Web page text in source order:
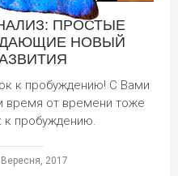
ПРОСТЫЕ
НОВЫЙ
к пробуждению! С Вами
время от времени тоже
к пробуждению.
Вересня, 2017